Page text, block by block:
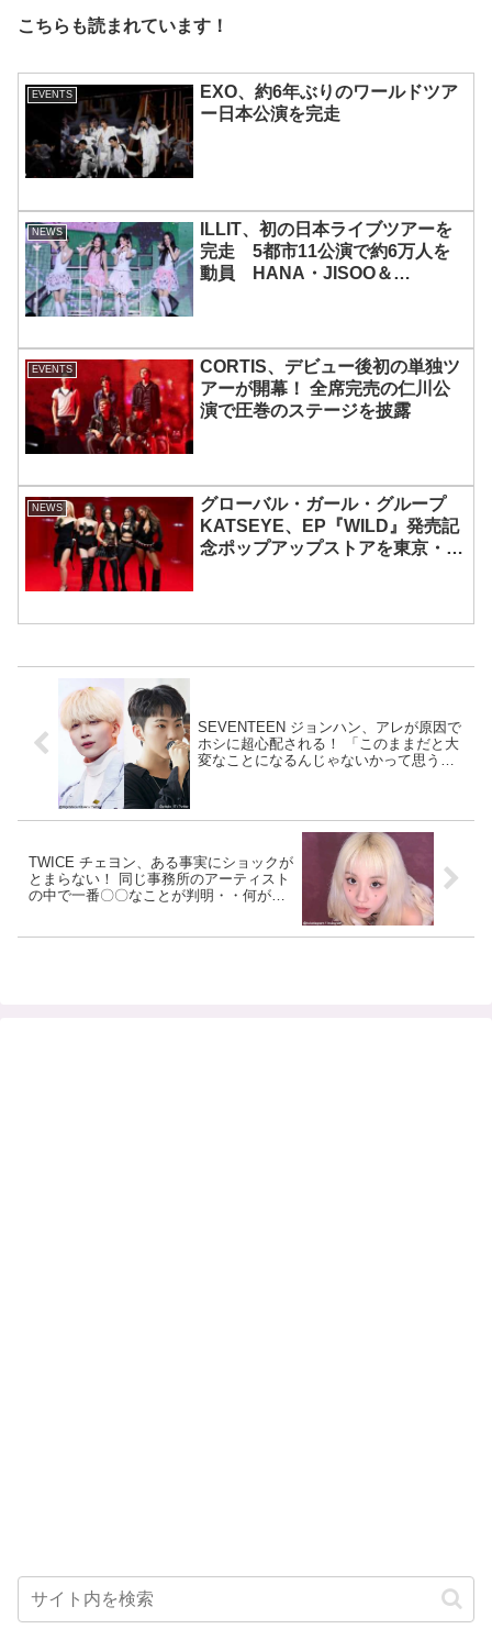
こちらも読まれています！
EVENTS
EXO、約6年ぶりのワールドツア
ー日本公演を完走
NEWS
ILLIT、初の日本ライブツアーを
完走 5都市11公演で約6万人を
動員 HANA・JISOO＆
EVENTS
CORTIS、デビュー後初の単独ツ
アーが開幕！ 全席完売の仁川公
演で圧巻のステージを披露
NEWS
グローバル・ガール・グループ
KATSEYE、EP『WILD』発売記
念ポップアップストアを東京・原
SEVENTEEN ジョンハン、アレが原因で
ホシに超心配される！ 「このままだと大
変なことになるんじゃないかって思うと
TWICE チェヨン、ある事実にショックが
とまらない！ 同じ事務所のアーティスト
の中で一番〇〇なことが判明・・何がな